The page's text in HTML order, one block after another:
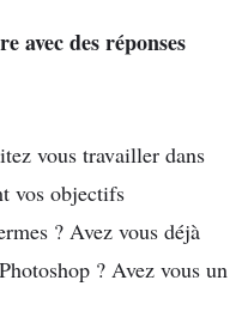
avec des réponses
vous travailler dans
vos objectifs
? Avez vous déjà
? Avez vous un